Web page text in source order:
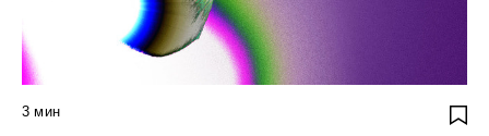
3 мин